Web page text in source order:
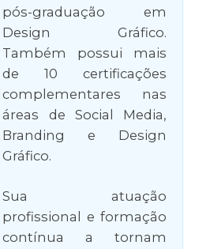
pós-graduação em
Design Gráfico.
Também possui mais
de 10 certificações
complementares nas
áreas de Social Media,
Branding e Design
Gráfico.
Sua atuação
profissional e formação
contínua a tornam